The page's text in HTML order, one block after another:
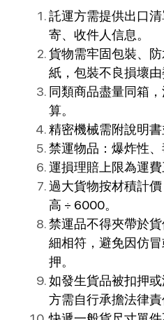
託運方需提供出口
寄、收件人信息。
貨物需牢固包裝、
紙，包裝不良損壞由
同類商品盡量同箱
算。
精密機械需附說明書
禁運物品：爆炸性、
運損理賠上限為運費
過大貨物按材積計
高 ÷ 6000。
禁運品不得夾帶於
細相符，避免因仿
押。
如發生貨品被扣押
方需自行承擔法律責